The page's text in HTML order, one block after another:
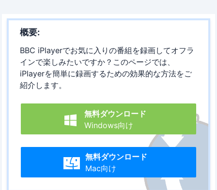
概要:
BBC iPlayerでお気に入りの番組を録画してオフラ
インで楽しみたいですか？このページでは、
iPlayerを簡単に録画するための効果的な方法をご
紹介します。

無料ダウンロード
Windows向け

無料ダウンロード
Mac向け